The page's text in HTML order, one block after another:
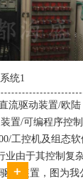
1
驱动装置/欧陆
/可编程序控制器
控机及组态软件
于其控制复杂性
装置，图为我公司